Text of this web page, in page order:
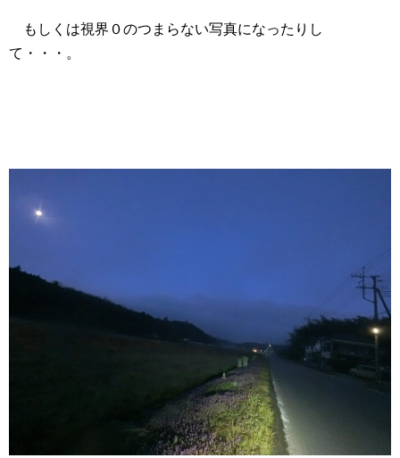
もしくは視界０のつまらない写真になったりし
て・・・。